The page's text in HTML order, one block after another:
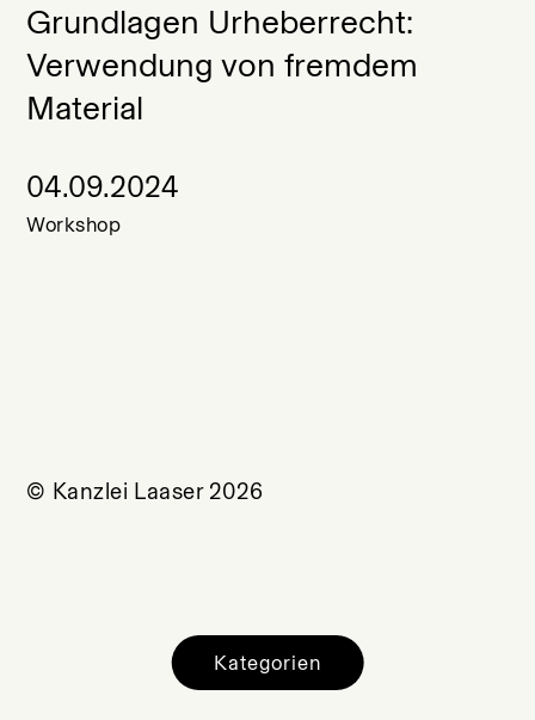
Grundlagen Urheberrecht:
Verwendung von fremdem
Material
04.09.2024
Workshop
Kategorien
© Kanzlei Laaser 2026